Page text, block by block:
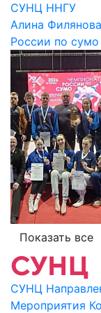
СУНЦ ННГУ
Алина
России по сумо
Показать все
СУНЦ
Мероприятия